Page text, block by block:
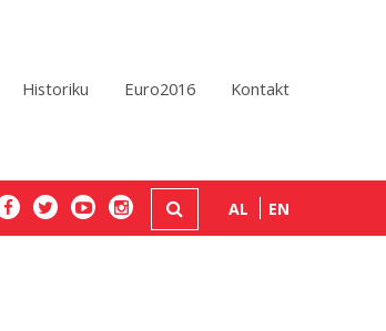
Historiku Euro2016 Kontakt
AL EN